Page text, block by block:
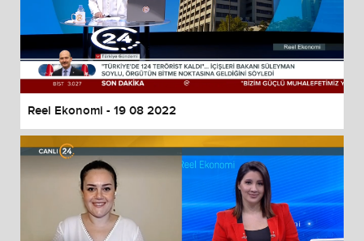
Reel Ekonomi - 19 08 2022